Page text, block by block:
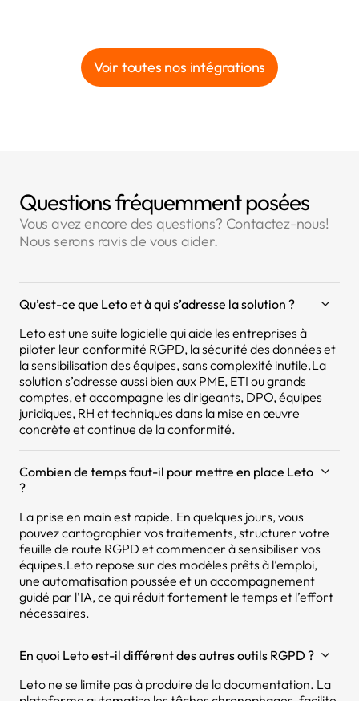
Voir toutes nos intégrations
Questions fréquemment posées
Vous avez encore des questions? Contactez-nous!
Nous serons ravis de vous aider.
Qu’est-ce que Leto et à qui s’adresse la solution ?
Leto est une suite logicielle qui aide les entreprises à
piloter leur conformité RGPD, la sécurité des données et
la sensibilisation des équipes, sans complexité inutile.La
solution s’adresse aussi bien aux PME, ETI ou grands
comptes, et accompagne les dirigeants, DPO, équipes
juridiques, RH et techniques dans la mise en œuvre
concrète et continue de la conformité.
Combien de temps faut-il pour mettre en place Leto
?
La prise en main est rapide. En quelques jours, vous
pouvez cartographier vos traitements, structurer votre
feuille de route RGPD et commencer à sensibiliser vos
équipes.Leto repose sur des modèles prêts à l’emploi,
une automatisation poussée et un accompagnement
guidé par l’IA, ce qui réduit fortement le temps et l’effort
nécessaires.
En quoi Leto est-il différent des autres outils RGPD ?
Leto ne se limite pas à produire de la documentation. La